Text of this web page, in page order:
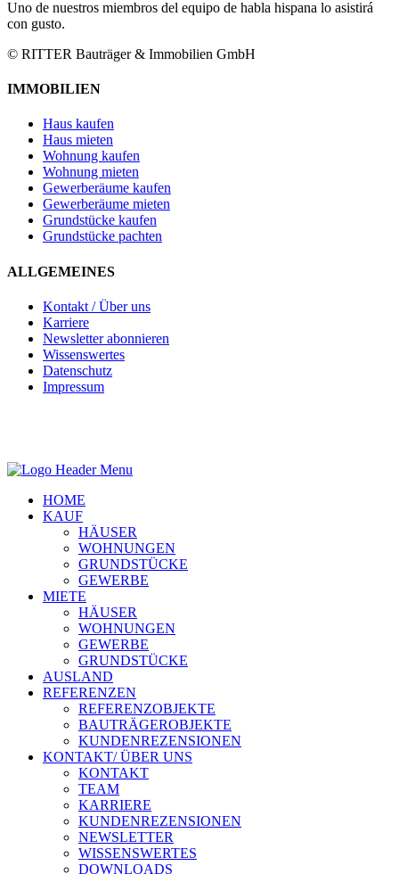
Uno de nuestros miembros del equipo de habla hispana lo asistirá
con gusto.
© RITTER Bauträger & Immobilien GmbH
IMMOBILIEN
Haus kaufen
Haus mieten
Wohnung kaufen
Wohnung mieten
Gewerberäume kaufen
Gewerberäume mieten
Grundstücke kaufen
Grundstücke pachten
ALLGEMEINES
Kontakt / Über uns
Karriere
Newsletter abonnieren
Wissenswertes
Datenschutz
Impressum
HOME
KAUF
HÄUSER
WOHNUNGEN
GRUNDSTÜCKE
GEWERBE
MIETE
HÄUSER
WOHNUNGEN
GEWERBE
GRUNDSTÜCKE
AUSLAND
REFERENZEN
REFERENZOBJEKTE
BAUTRÄGEROBJEKTE
KUNDENREZENSIONEN
KONTAKT/ ÜBER UNS
KONTAKT
TEAM
KARRIERE
KUNDENREZENSIONEN
NEWSLETTER
WISSENSWERTES
DOWNLOADS